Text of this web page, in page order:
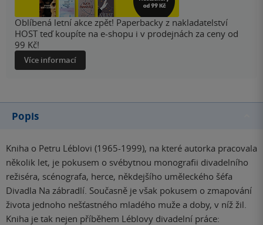
Oblíbená letní akce zpět! Paperbacky z nakladatelství
HOST teď koupíte na e-shopu i v prodejnách za ceny od
99 Kč!
Více informací
Popis
Kniha o Petru Léblovi (1965-1999), na které autorka pracovala
několik let, je pokusem o svébytnou monografii divadelního
režiséra, scénografa, herce, někdejšího uměleckého šéfa
Divadla Na zábradlí. Současně je však pokusem o zmapování
života jednoho nešťastného mladého muže a doby, v níž žil.
Kniha je tak nejen příběhem Léblovy divadelní práce: